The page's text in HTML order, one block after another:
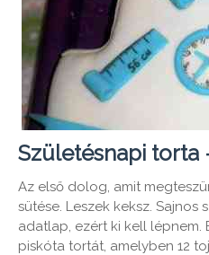
Születésnapi torta
Az első dolog, amit
sütése. Leszek keksz. Sajnos
adatlap, ezért ki kell lépnem.
piskóta tortát, amelyben 12